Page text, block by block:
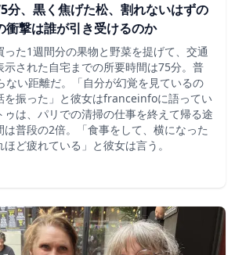
分、黒く焦げた松、割れないはずの
撃は誰が引き受けるのか
った1週間分の果物と野菜を提げて、交通
示された自宅までの所要時間は75分。普
ない距離だ。「自分が幻覚を見ているの
を振った」と彼女はfranceinfoに語ってい
ゥは、パリでの清掃の仕事を終えて帰る途
普段の2倍。「食事をして、横になった
ど疲れている」と彼女は言う。